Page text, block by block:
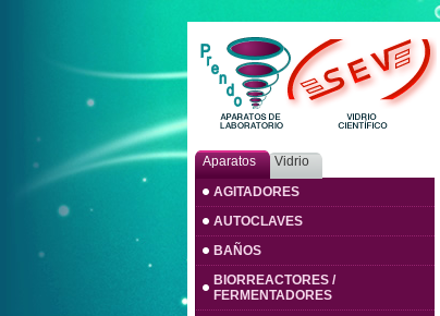
Aparatos
Vidrio
AGITADORES
AUTOCLAVES
BAÑOS
BIORREACTORES /
FERMENTADORES